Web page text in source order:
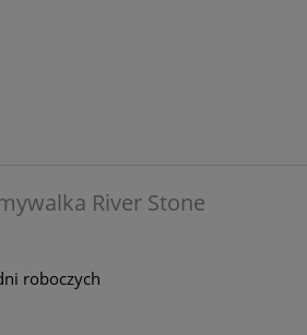
River Stone
roboczych